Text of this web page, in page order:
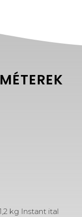
kg Instant ital